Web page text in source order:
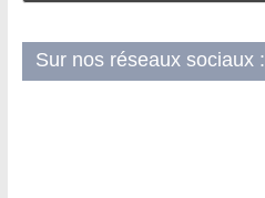
Sur nos réseaux sociaux :